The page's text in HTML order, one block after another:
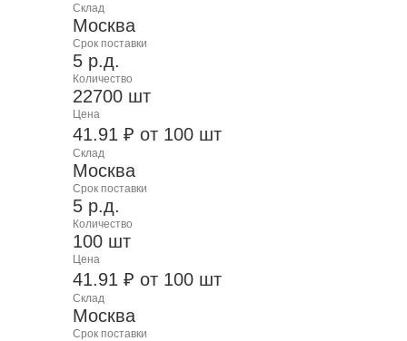
Склад
Москва
Срок поставки
5 р.д.
Количество
22700 шт
Цена
41.91 ₽ от 100 шт
Склад
Москва
Срок поставки
5 р.д.
Количество
100 шт
Цена
41.91 ₽ от 100 шт
Склад
Москва
Срок поставки